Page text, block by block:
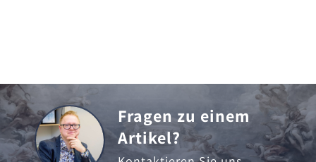
Fragen zu einem
Artikel?